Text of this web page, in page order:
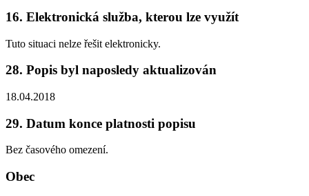
16. Elektronická služba, kterou lze využít
Tuto situaci nelze řešit elektronicky.
28. Popis byl naposledy aktualizován
18.04.2018
29. Datum konce platnosti popisu
Bez časového omezení.
Obec